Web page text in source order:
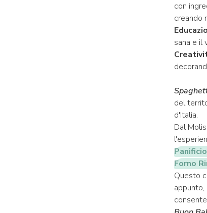
con
creando
sana e il
del
d'Italia.
Dal
Forno
Questo